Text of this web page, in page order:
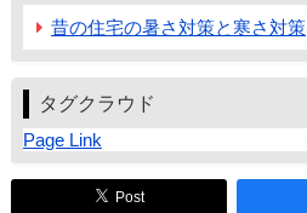
昔の住宅の暑さ対策と寒さ対策
タグクラウド
Page Link
Post